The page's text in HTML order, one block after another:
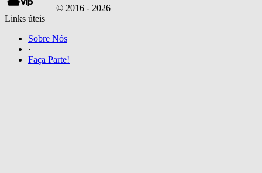
© 2016 - 2026
Links úteis
Sobre Nós
·
Faça Parte!